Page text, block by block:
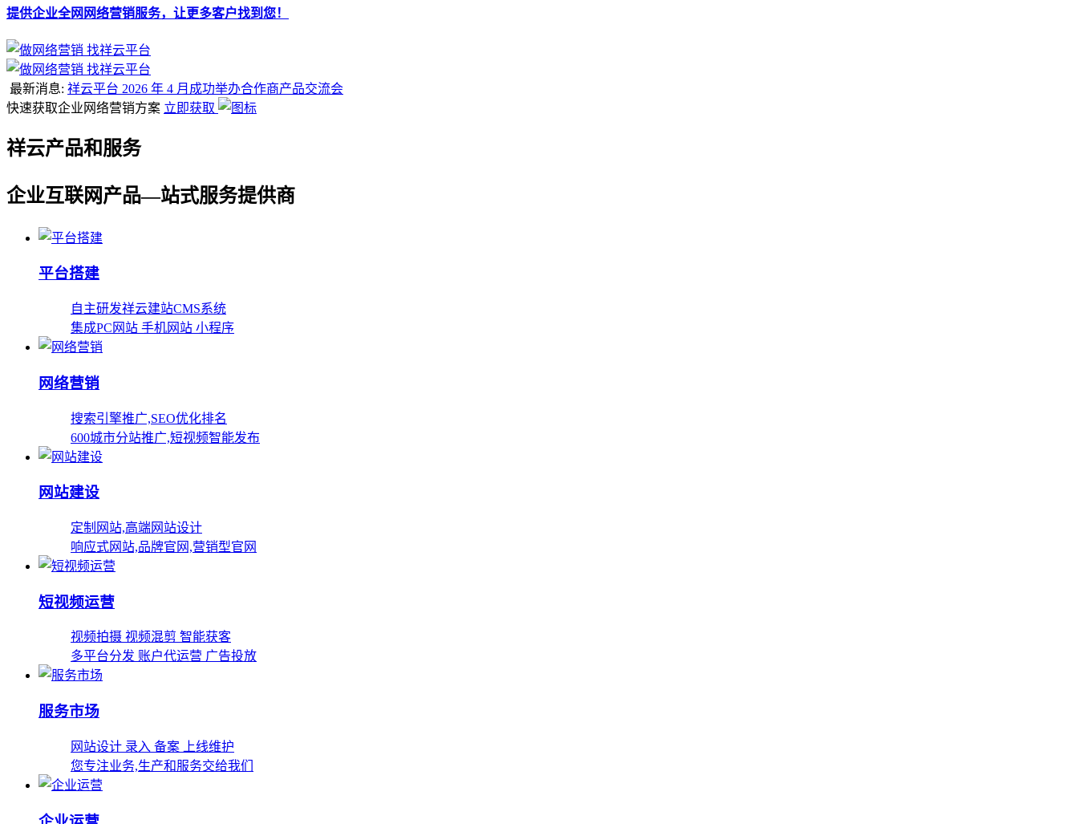
提供企业全网网络营销服务，让更多客户找到您！
最新消息: 祥云平台 2026 年 4 月成功举办合作商产品交流会
快速获取企业网络营销方案 立即获取
祥云产品和服务
企业互联网产品—站式服务提供商
平台搭建
自主研发祥云建站CMS系统
集成PC网站 手机网站 小程序
网络营销
搜索引擎推广,SEO优化排名
600城市分站推广,短视频智能发布
网站建设
定制网站,高端网站设计
响应式网站,品牌官网,营销型官网
短视频运营
视频拍摄 视频混剪 智能获客
多平台分发 账户代运营 广告投放
服务市场
网站设计 录入 备案 上线维护
您专注业务,生产和服务交给我们